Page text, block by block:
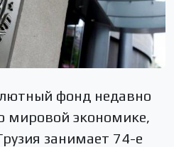
фонд недавно
мировой экономике,
занимает 74-е